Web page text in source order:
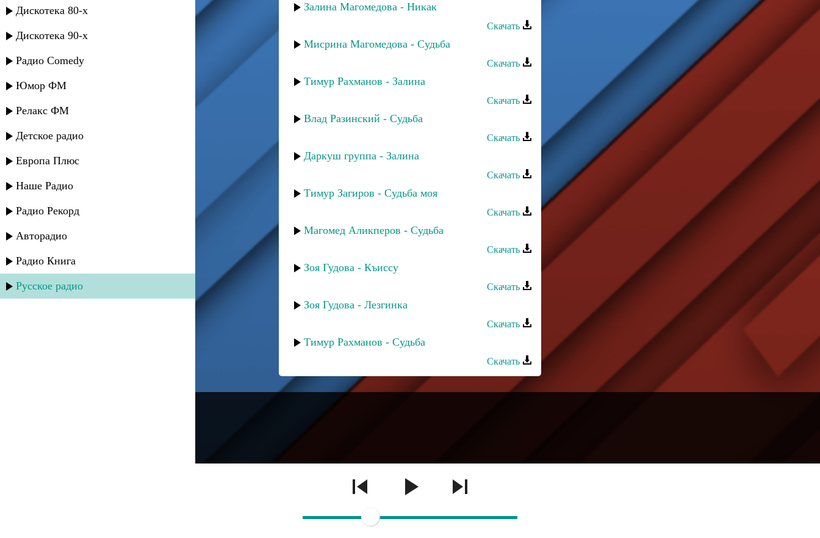
Дискотека 80-х
Дискотека 90-х
Радио Comedy
Юмор ФМ
Релакс ФМ
Детское радио
Европа Плюс
Наше Радио
Радио Рекорд
Авторадио
Радио Книга
Русское радио
Залина Магомедова - Никак
Скачать
Мисрина Магомедова - Судьба
Скачать
Тимур Рахманов - Залина
Скачать
Влад Разинский - Судьба
Скачать
Даркуш группа - Залина
Скачать
Тимур Загиров - Судьба моя
Скачать
Магомед Аликперов - Судьба
Скачать
Зоя Гудова - Къиссу
Скачать
Зоя Гудова - Лезгинка
Скачать
Тимур Рахманов - Судьба
Скачать